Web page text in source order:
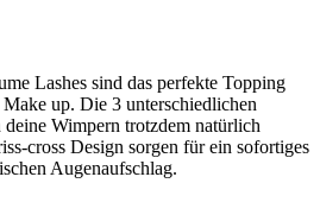
Lashes sind das perfekte Topping
up. Die 3 unterschiedlichen
Wimpern trotzdem natürlich
cross Design sorgen für ein sofortiges
Augenaufschlag.